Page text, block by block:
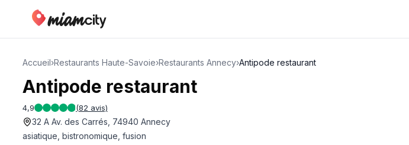
Accueil›Restaurants Haute-Savoie›Restaurants Annecy›Antipode restaurant
Antipode restaurant
4,9 (82 avis)
32 A Av. des Carrés, 74940 Annecy
asiatique, bistronomique, fusion